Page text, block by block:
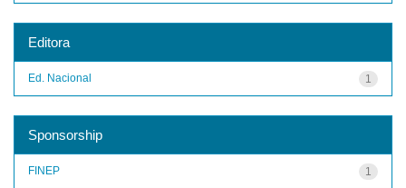
Editora
1
Ed. Nacional
Sponsorship
1
FINEP